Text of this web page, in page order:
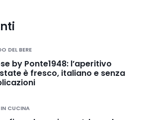
DEL BERE
by Ponte1948: l’aperitivo
è fresco, italiano e senza
CUCINA